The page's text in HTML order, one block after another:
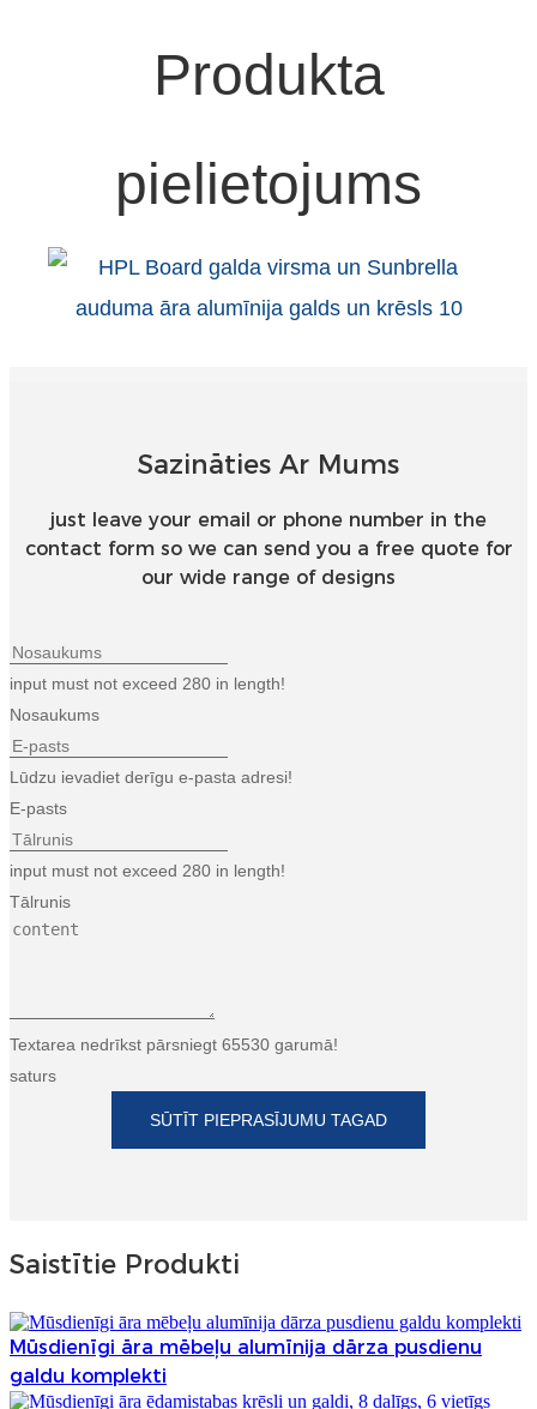
Produkta
pielietojums
Sazināties Ar Mums
just leave your email or phone number in the
contact form so we can send you a free quote for
our wide range of designs
input must not exceed 280 in length!
Nosaukums
Lūdzu ievadiet derīgu e-pasta adresi!
E-pasts
input must not exceed 280 in length!
Tālrunis
Textarea nedrīkst pārsniegt 65530 garumā!
saturs
SŪTĪT PIEPRASĪJUMU TAGAD
Saistītie Produkti
Mūsdienīgi āra mēbeļu alumīnija dārza pusdienu
galdu komplekti